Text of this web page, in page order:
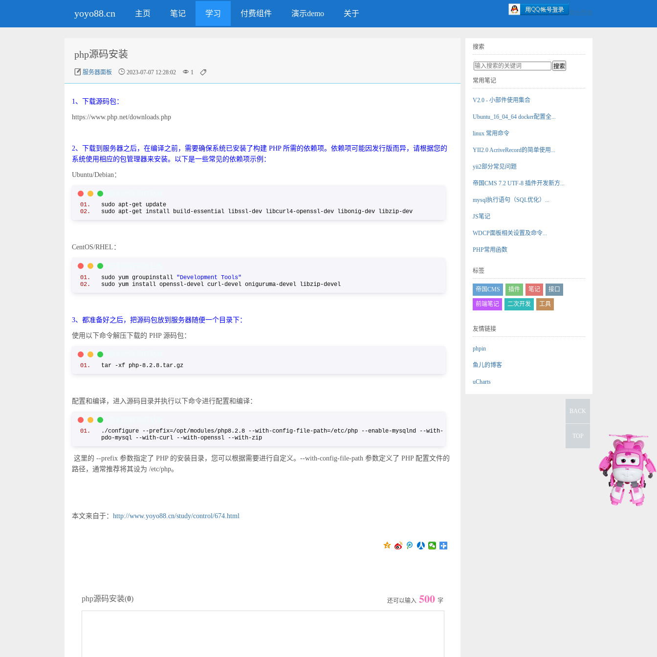
yoyo88.cn 主页 笔记 学习 付费组件 演示demo 关于 微信登录
php源码安装
 服务器面板  2023-07-07 12:28:02  1 
1、下载源码包：
https://www.php.net/downloads.php
2、下载到服务器之后，在编译之前，需要确保系统已安装了构建 PHP 所需的依赖项。依赖项可能因发行版而异，请根据您的
系统使用相应的包管理器来安装。以下是一些常见的依赖项示例：
Ubuntu/Debian：
PHP Code
sudo apt-get update
sudo apt-get install build-essential libssl-dev libcurl4-openssl-dev libonig-dev libzip-dev
CentOS/RHEL：
PHP Code
sudo yum groupinstall "Development Tools"
sudo yum install openssl-devel curl-devel oniguruma-devel libzip-devel
3、都准备好之后，把源码包放到服务器随便一个目录下：
使用以下命令解压下载的 PHP 源码包：
PHP Code
tar -xf php-8.2.8.tar.gz
配置和编译，进入源码目录并执行以下命令进行配置和编译：
PHP Code
./configure --prefix=/opt/modules/php8.2.8 --with-config-file-path=/etc/php --enable-mysqlnd --with-
pdo-mysql --with-curl --with-openssl --with-zip
这里的 --prefix 参数指定了 PHP 的安装目录，您可以根据需要进行自定义。--with-config-file-path 参数定义了 PHP 配置文件的
路径，通常推荐将其设为 /etc/php。
本文来自于： http://www.yoyo88.cn/study/control/674.html
php源码安装(0) 还可以输入 500 字
搜索
常用笔记
V2.0 - 小部件使用集合
Ubuntu_16_04_64 docker配置全...
linux 常用命令
YII2.0 AcriveRecord的简单使用...
yii2部分常见问题
帝国CMS 7.2 UTF-8 插件开发新方...
mysql执行语句（SQL优化）...
JS笔记
WDCP面板相关设置及命令...
PHP常用函数
标签
帝国CMS 插件 笔记 接口
前端笔记 二次开发 工具
友情链接
phpin
鱼儿的博客
uCharts
BACK
TOP